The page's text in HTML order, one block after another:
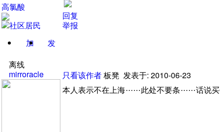
高氯酸
加
发
回复
举报
离线
mirroracle
只看该作者板凳 发表于: 2010-06-23
本人表示不在上海……此处不要条……话说